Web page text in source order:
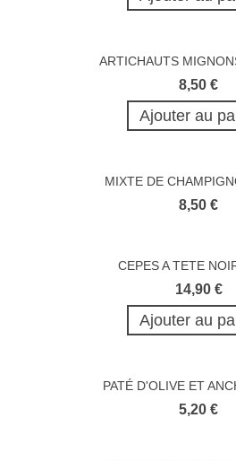
ARTICHAUTS
8,50 €
Ajouter au
MIXTE DE
8,50 €
CEPES A TETE
14,90 €
Ajouter au
PATÉ D'OLIVE ET
5,20 €